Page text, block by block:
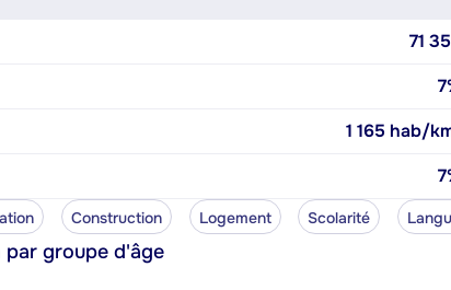
71
1 165 hab/
Construction Logement Scolarité
par groupe d'âge